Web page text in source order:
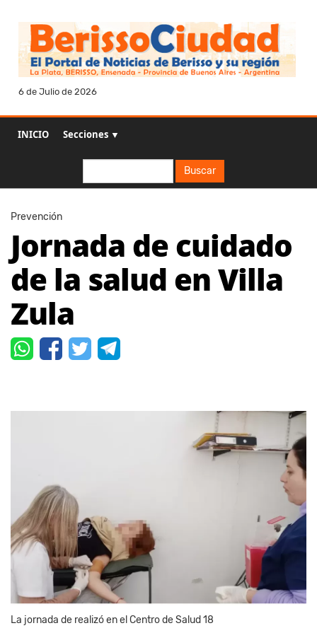
6 de Julio de 2026
INICIO Secciones ▼
Buscar
Prevención
Jornada de cuidado
de la salud en Villa
Zula
La jornada de realizó en el Centro de Salud 18